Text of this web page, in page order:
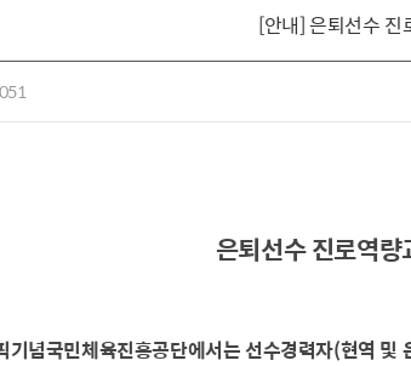
[안내] 은퇴선수
은퇴선수 진로역
기념국민체육진흥공단에서는 선수경력자(현역